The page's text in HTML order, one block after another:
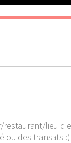
restaurant/lieu
ou des transats :)